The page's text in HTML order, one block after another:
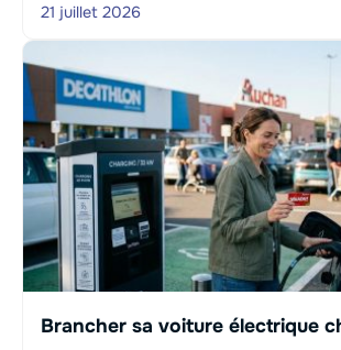
21 juillet 2026
Brancher sa voiture électrique